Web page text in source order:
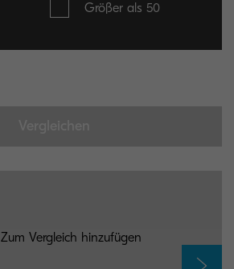
Größer als 50
Zum Vergleich hinzufügen